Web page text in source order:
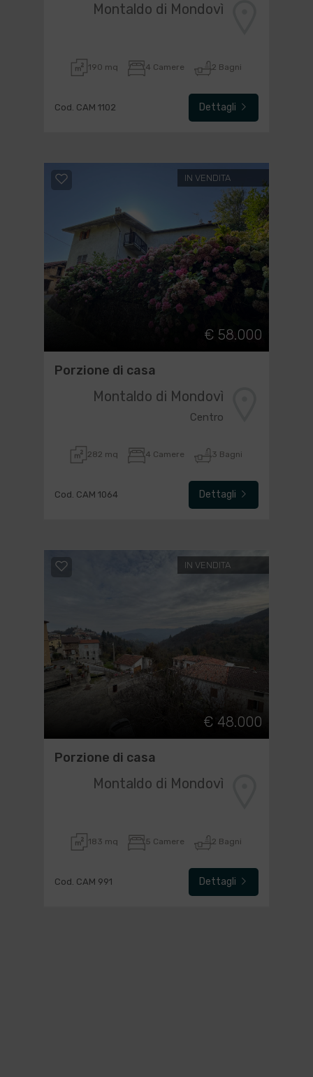
Montaldo di Mondovì
190 mq 4 Camere 2 Bagni
Cod. CAM 1102 Dettagli
IN VENDITA
€ 58.000
Porzione di casa
Montaldo di Mondovì
Centro
282 mq 4 Camere 3 Bagni
Cod. CAM 1064 Dettagli
IN VENDITA
€ 48.000
Porzione di casa
Montaldo di Mondovì
183 mq 5 Camere 2 Bagni
Cod. CAM 991 Dettagli